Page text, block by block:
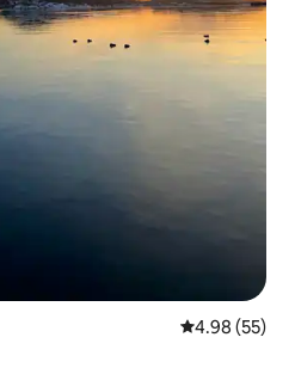
平均评分
4.98 (55)